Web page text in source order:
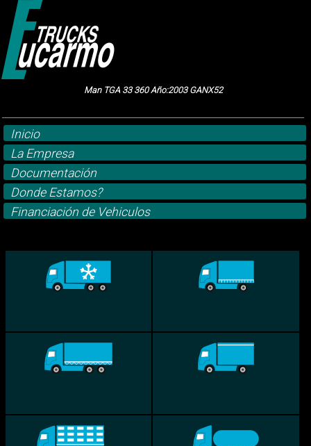
Man TGA 33 360 Año:2003 GANX52
Inicio
La Empresa
Documentación
Donde Estamos?
Financiación de Vehiculos